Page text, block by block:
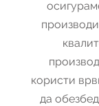
користи
да